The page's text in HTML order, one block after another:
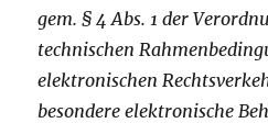
gem. § 4 Abs. 1 der
technischen
elektronischen
besondere elektronische